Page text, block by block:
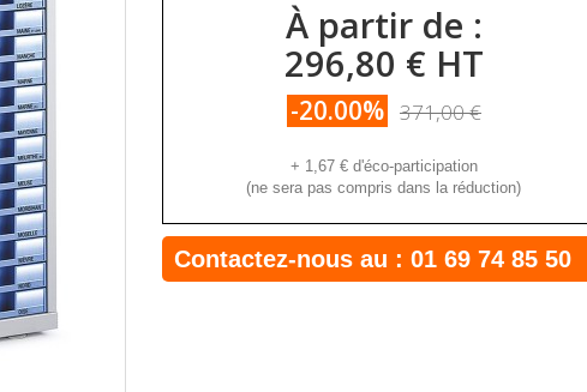
À partir de :
296,80 € HT
-20.00% 371,00 €
+ 1,67 €d'éco-participation
(ne sera pas compris dans la réduction)
Contactez-nous au : 01 69 74 85 50